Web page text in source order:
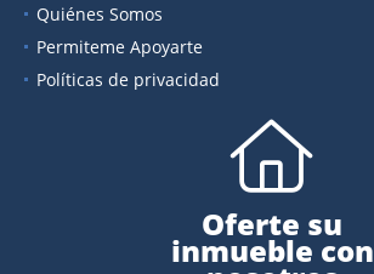
Quiénes Somos
Permiteme Apoyarte
Políticas de privacidad
Oferte su
inmueble con